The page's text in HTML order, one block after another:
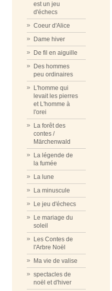
est un jeu
d'échecs
Coeur d'Alice
Dame hiver
De fil en aiguille
Des hommes
peu ordinaires
L'homme qui
levait les pierres
et L'homme à
l'orei
La forêt des
contes /
Märchenwald
La légende de
la fumée
La lune
La minuscule
Le jeu d'échecs
Le mariage du
soleil
Les Contes de
l'Arbre Noël
Ma vie de valise
spectacles de
noël et d'hiver